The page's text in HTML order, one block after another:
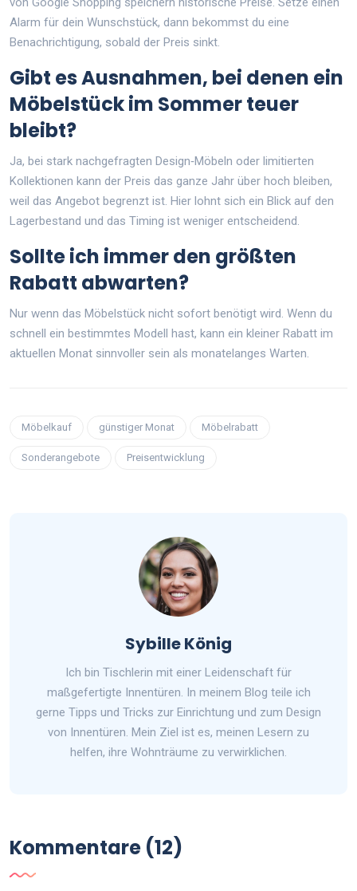
Alarm für dein Wunschstück, dann bekommst du eine
Benachrichtigung, sobald der Preis sinkt.
Gibt es Ausnahmen, bei denen ein
Möbelstück im Sommer teuer
bleibt?
Ja, bei stark nachgefragten Design‑Möbeln oder limitierten
Kollektionen kann der Preis das ganze Jahr über hoch bleiben,
weil das Angebot begrenzt ist. Hier lohnt sich ein Blick auf den
Lagerbestand und das Timing ist weniger entscheidend.
Sollte ich immer den größten
Rabatt abwarten?
Nur wenn das Möbelstück nicht sofort benötigt wird. Wenn du
schnell ein bestimmtes Modell hast, kann ein kleiner Rabatt im
aktuellen Monat sinnvoller sein als monatelanges Warten.
Möbelkauf günstiger Monat Möbelrabatt
Sonderangebote Preisentwicklung
Sybille König
Ich bin Tischlerin mit einer Leidenschaft für
maßgefertigte Innentüren. In meinem Blog teile ich
gerne Tipps und Tricks zur Einrichtung und zum Design
von Innentüren. Mein Ziel ist es, meinen Lesern zu
helfen, ihre Wohnträume zu verwirklichen.
Kommentare (12)